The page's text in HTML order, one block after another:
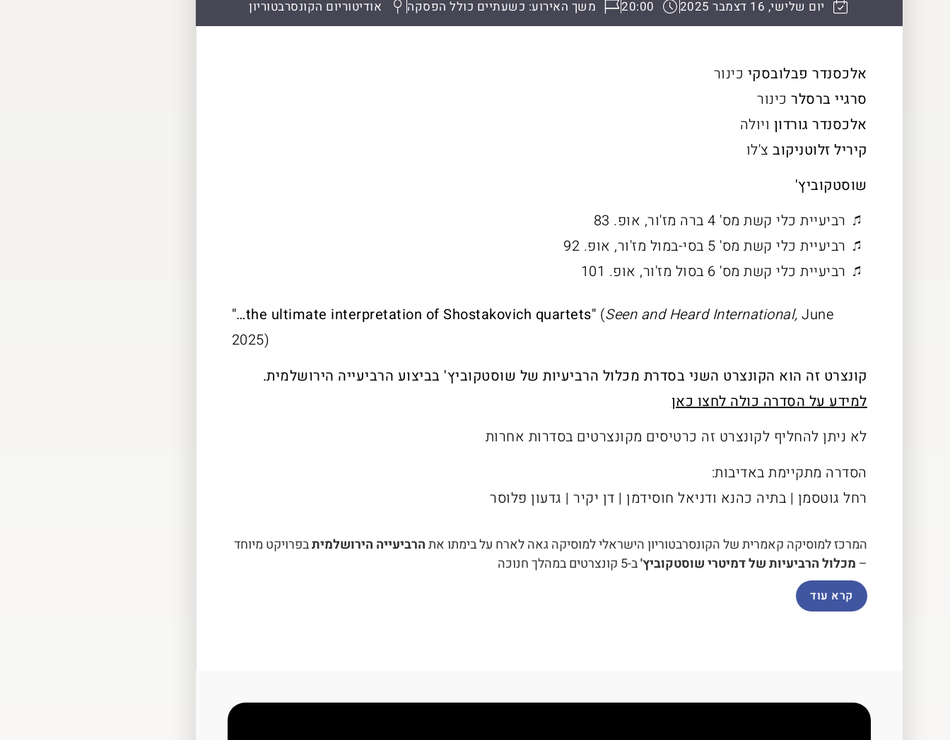
יום שלישי, 16 דצמבר 2025 20:00 משך האירוע: כשעתיים כולל הפסקה אודיטוריום הקונסרבטוריון
אלכסנדר פבלובסקי כינור
סרגיי ברסלרכינור
אלכסנדר גורדון ויולה
קיריל זלוטניקובצ'לו
שוסטקוביץ'
רביעיית כלי קשת מס' 4 ברה מז'ור, אופ. 83
רביעיית כלי קשת מס' 5 בסי-במול מז'ור, אופ. 92
רביעיית כלי קשת מס' 6 בסול מז'ור, אופ. 101
"…the ultimate interpretation of Shostakovich quartets" (Seen and Heard International,June
2025)
קונצרט זה הוא הקונצרט השני בסדרת מכלול הרביעיות של שוסטקוביץ' בביצוע הרביעייה הירושלמית.
למידע על הסדרה כולה לחצו כאן
לא ניתן להחליף לקונצרט זה כרטיסים מקונצרטים בסדרות אחרות
הסדרה מתקיימת באדיבות:
רחל גוטסמן | בתיה כהנא ודניאל חוסידמן | דן יקיר | גדעון פלוסר
המרכז למוסיקה קאמרית של הקונסרבטוריון הישראלי למוסיקה גאה לארח על בימתו אתהרביעייה הירושלמיתבפרויקט מיוחד
– מכלול הרביעיות של דמיטרי שוסטקוביץ'ב-5 קונצרטים במהלך חנוכה
קרא עוד